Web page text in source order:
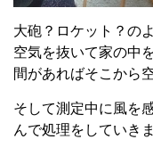
大砲？ロケット？の
空気を抜いて家の中
間があればそこから
そして測定中に風を
んで処理をしていきま